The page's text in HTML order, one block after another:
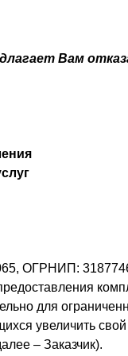
Вам
ОГРНИП:
для
увеличить свой
– Заказчик).